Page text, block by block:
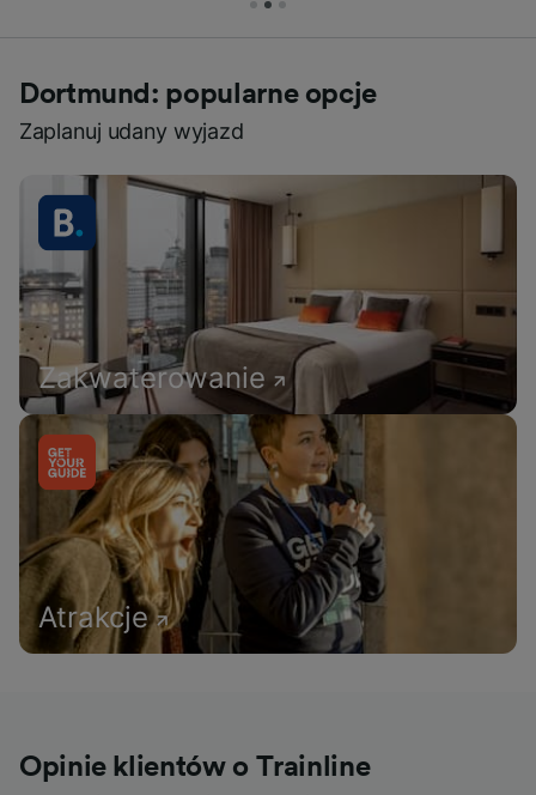
Dortmund: popularne opcje
Zaplanuj udany wyjazd
Zakwaterowanie
Atrakcje
Opinie klientów o Trainline